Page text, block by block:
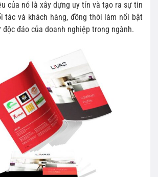
của nó là xây dựng uy tín và tạo ra sự tin
tác và khách hàng, đồng thời làm nổi bật
đáo của doanh nghiệp trong ngành.